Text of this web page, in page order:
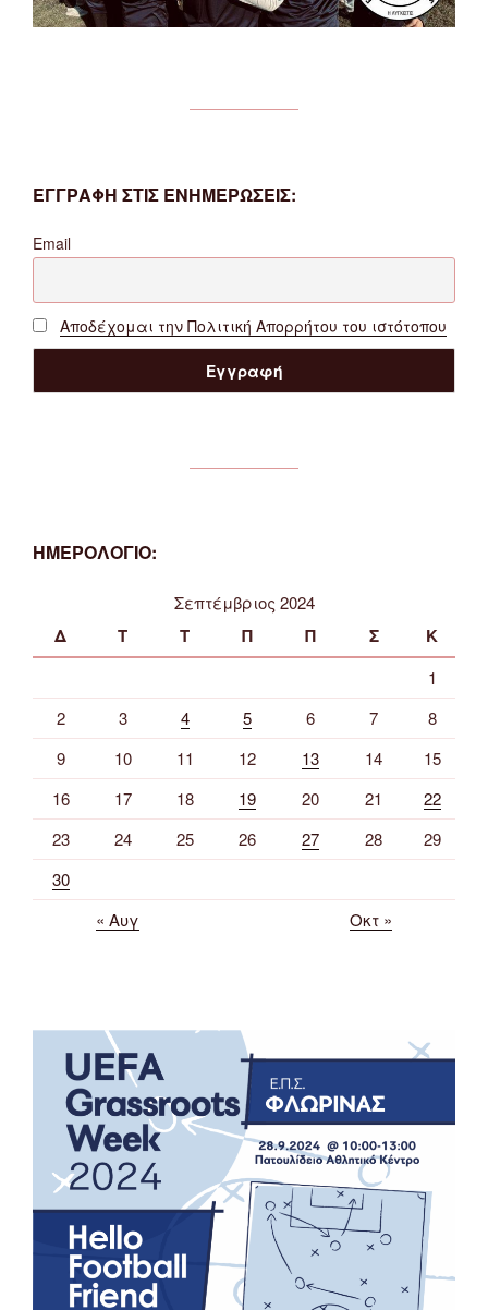
ΕΓΓΡΑΦΗ ΣΤΙΣ ΕΝΗΜΕΡΩΣΕΙΣ:
Email
Αποδέχομαι την Πολιτική Απορρήτου του ιστότοπου
ΗΜΕΡΟΛΟΓΙΟ:
Σεπτέμβριος 2024
Δ Τ Τ Π Π Σ Κ
1
2
3 4 5 6 7
8
9
10 11 12 13 14
15
16
17 18 19 20 21
22
23
24 25 26 27 28
29
30
« Αυγ
Οκτ »